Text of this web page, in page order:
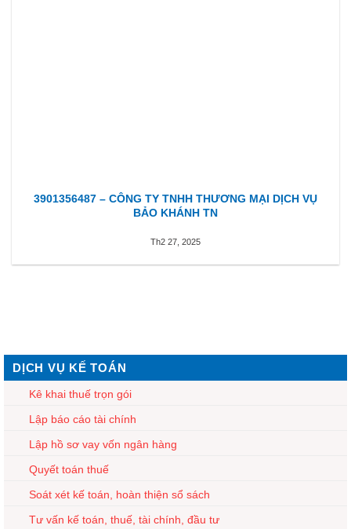
3901356487 – CÔNG TY TNHH THƯƠNG MẠI DỊCH VỤ
BẢO KHÁNH TN
Th2 27, 2025
DỊCH VỤ KẾ TOÁN
Kê khai thuế trọn gói
Lập báo cáo tài chính
Lập hồ sơ vay vốn ngân hàng
Quyết toán thuế
Soát xét kế toán, hoàn thiện sổ sách
Tư vấn kế toán, thuế, tài chính, đầu tư